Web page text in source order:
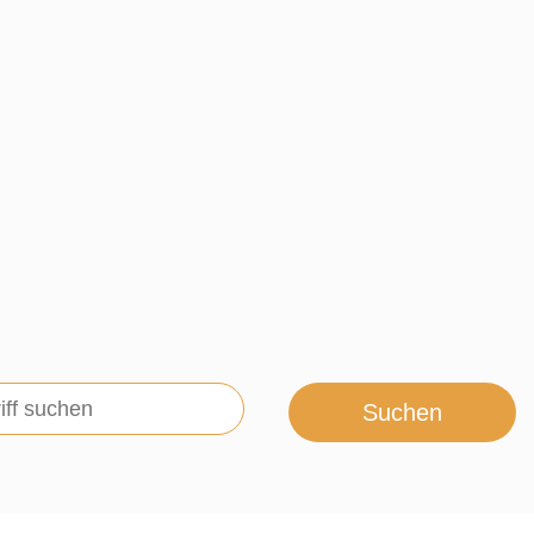
Suchen